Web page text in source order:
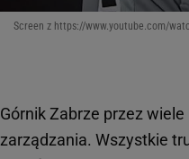
Screen z https://www.youtube.com/
Górnik Zabrze przez
zarządzania. Wszystkie